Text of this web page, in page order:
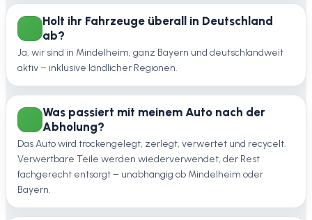
Holt ihr Fahrzeuge überall in Deutschland
ab?
Ja, wir sind in Mindelheim, ganz Bayern und deutschlandweit
aktiv – inklusive ländlicher Regionen.
Was passiert mit meinem Auto nach der
Abholung?
Das Auto wird trockengelegt, zerlegt, verwertet und recycelt.
Verwertbare Teile werden wiederverwendet, der Rest
fachgerecht entsorgt – unabhängig ob Mindelheim oder
Bayern.